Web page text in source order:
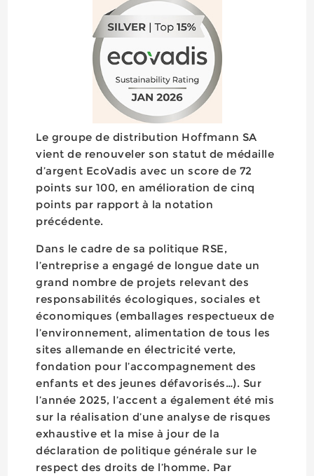
Le groupe de distribution Hoffmann SA
vient de renouveler son statut de médaille
d’argent EcoVadis avec un score de 72
points sur 100, en amélioration de cinq
points par rapport à la notation
précédente.
Dans le cadre de sa politique RSE,
l’entreprise a engagé de longue date un
grand nombre de projets relevant des
responsabilités écologiques, sociales et
économiques (emballages respectueux de
l’environnement, alimentation de tous les
sites allemande en électricité verte,
fondation pour l’accompagnement des
enfants et des jeunes défavorisés…). Sur
l’année 2025, l’accent a également été mis
sur la réalisation d’une analyse de risques
exhaustive et la mise à jour de la
déclaration de politique générale sur le
respect des droits de l’homme. Par